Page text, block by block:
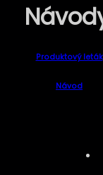
Produktový leták
Návod